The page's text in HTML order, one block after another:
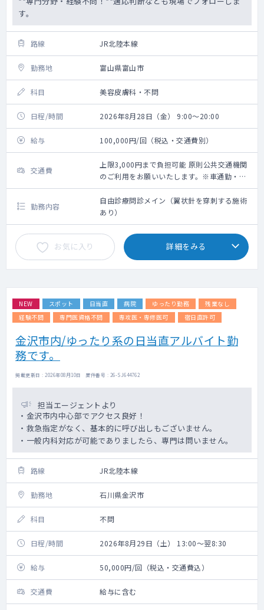
す。
路線 JR北陸本線
勤務地 富山県富山市
科目 美容皮膚科・不問
日程/時間 2026年8月28日（金） 9:00～20:00
給与 100,000円/回（税込・交通費別）
交通費
上限3,000円まで負担可能 原則公共交通機関
のご利用をお願いいたします。※車通勤・タ
クシー利用要相談
勤務内容
自由診療問診メイン（翼状針を穿刺する施術
あり）
お気に入り 詳細をみる
NEW スポット 日当直 病院 ゆったり勤務
残業なし
経験不問
専門医資格不問 専攻医・専修医可 宿日直許可
金沢市内/ゆったり系の日当直アルバイト勤
務です。
掲載更新日 : 2026年08月10日 案件番号 : 26-SJ644762
担当エージェントより
・金沢市内中心部でアクセス良好！
・救急指定がなく、基本的に呼び出しもございません。
・一般内科対応が可能でありましたら、専門は問いません。
路線 JR北陸本線
勤務地 石川県金沢市
科目 不問
日程/時間 2026年8月29日（土） 13:00～翌8:30
給与 50,000円/回（税込・交通費込）
交通費 給与に含む